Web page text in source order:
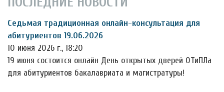
Седьмая традиционная онлайн-консультация для
абитуриентов 19.06.2026
10 июня 2026 г., 18:20
19 июня состоится онлайн День открытых дверей ОТиПЛа
для абитуриентов бакалавриата и магистратуры!